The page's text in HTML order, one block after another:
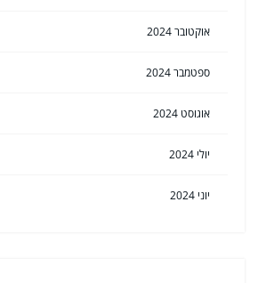
אוקטובר 2024
ספטמבר 2024
אוגוסט 2024
יולי 2024
יוני 2024